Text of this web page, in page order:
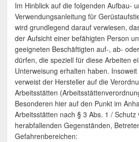
Im Hinblick auf die folgenden Aufbau-
Verwendungsanleitung für
wird grundlegend darauf verwiesen,
der Aufsicht einer befähigten Person
geeigneten Beschäftigten auf-, ab-
dürfen, die speziell für diese Arbeiten
Unterweisung erhalten haben.
verweist der Hersteller auf die
Arbeitsstätten
Besonderen hier auf den Punkt im
Arbeitsstätten nach § 3 Abs. 1 / Schutz
herabfallenden Gegenständen,
Gefahrenbereichen: